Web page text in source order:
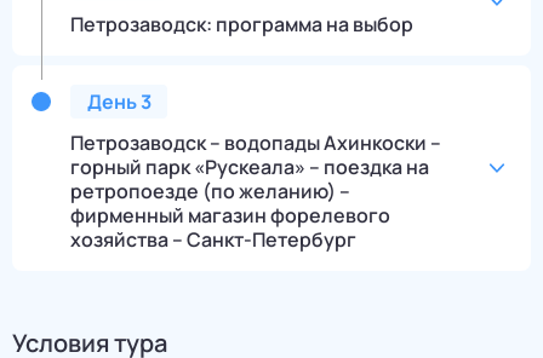
Петрозаводск: программа на выбор
День3
Петрозаводск – водопады Ахинкоски –
горный парк «Рускеала» – поездка на
ретропоезде (по желанию) –
фирменный магазин форелевого
хозяйства – Санкт-Петербург
Условия тура